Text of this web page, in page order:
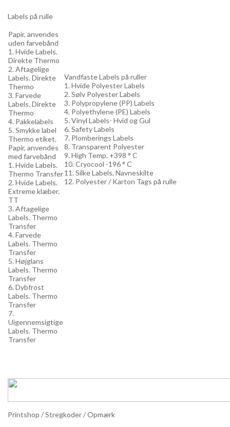
Labels på rulle
Papir, anvendes
uden farvebånd
1. Hvide Labels.
Direkte Thermo
2. Aftagelige
Labels. Direkte
Thermo
3. Farvede
Labels. Direkte
Thermo
4. Pakkelabels
5. Smykke label
Thermo etiket.
Papir, anvendes
med farvebånd
1. Hvide Labels.
Thermo Transfer
2. Hvide Labels.
Extreme klæber.
TT
3. Aftagelige
Labels. Thermo
Transfer
4. Farvede
Labels. Thermo
Transfer
5. Højglans
Labels. Thermo
Transfer
6. Dybfrost
Labels. Thermo
Transfer
7.
Uigennemsigtige
Labels. Thermo
Transfer
Vandfaste Labels på ruller
1. Hvide Polyester Labels
2. Sølv Polyester Labels
3. Polypropylene (PP) Labels
4. Polyethylene (PE) Labels
5. Vinyl Labels- Hvid og Gul
6. Safety Labels
7. Plomberings Labels
8. Transparent Polyester
9. High Temp. +398 ° C
10. Cryocool -196 ° C
11. Silke Labels, Navneskilte
12. Polyester / Karton Tags på rulle
Printshop / Stregkoder / Opmærk